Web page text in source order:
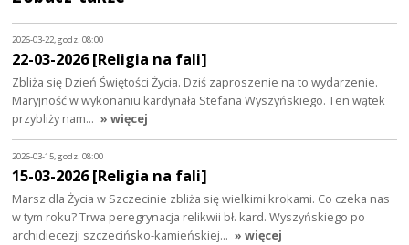
2026-03-22, godz. 08:00
22-03-2026 [Religia na fali]
Zbliża się Dzień Świętości Życia. Dziś zaproszenie na to wydarzenie.
Maryjność w wykonaniu kardynała Stefana Wyszyńskiego. Ten wątek
przybliży nam… » więcej
2026-03-15, godz. 08:00
15-03-2026 [Religia na fali]
Marsz dla Życia w Szczecinie zbliża się wielkimi krokami. Co czeka nas
w tym roku? Trwa peregrynacja relikwii bł. kard. Wyszyńskiego po
archidiecezji szczecińsko-kamieńskiej… » więcej